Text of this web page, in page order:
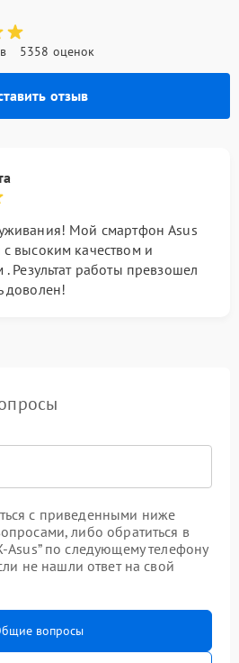
5358 оценок
отзыв
Мой смартфон Asus
высоким качеством и
Результат работы превзошел
доволен!
с приведенными ниже
либо обратиться в
Asus” по следующему телефону
не нашли ответ на свой
вопросы